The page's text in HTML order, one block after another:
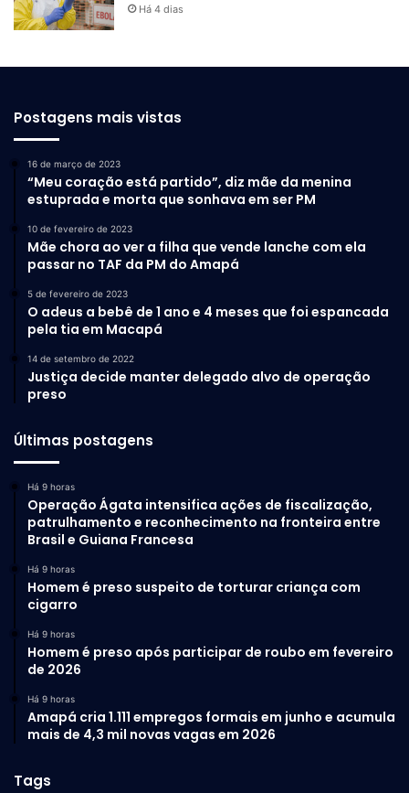
Há 4 dias
Postagens mais vistas
16 de março de 2023
“Meu coração está partido”, diz mãe da menina
estuprada e morta que sonhava em ser PM
10 de fevereiro de 2023
Mãe chora ao ver a filha que vende lanche com ela
passar no TAF da PM do Amapá
5 de fevereiro de 2023
O adeus a bebê de 1 ano e 4 meses que foi espancada
pela tia em Macapá
14 de setembro de 2022
Justiça decide manter delegado alvo de operação
preso
Últimas postagens
Há 9 horas
Operação Ágata intensifica ações de fiscalização,
patrulhamento e reconhecimento na fronteira entre
Brasil e Guiana Francesa
Há 9 horas
Homem é preso suspeito de torturar criança com
cigarro
Há 9 horas
Homem é preso após participar de roubo em fevereiro
de 2026
Há 9 horas
Amapá cria 1.111 empregos formais em junho e acumula
mais de 4,3 mil novas vagas em 2026
Tags